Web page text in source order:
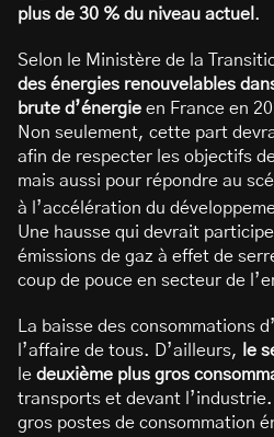
plus de 30 % du niveau actuel .
Selon le Ministère de la
des énergies renouvelables
brute d’énergie en France en
Non seulement, cette part
afin de respecter les objectifs
mais aussi pour répondre au
à l’accélération du
Une hausse qui devrait
émissions de gaz à effet de
coup de pouce en secteur de
La baisse des consommations
l’affaire de tous. D’ailleurs,
le
le deuxième plus gros
transports et devant
gros postes de consommation